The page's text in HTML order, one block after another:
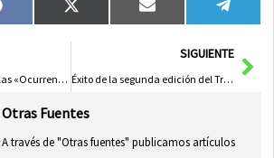
Compartir
en
FacebookCompartir
en
X
(Twitter)
Compartir
en
Email
en
García Saco Critica las «Ocurrencias y Demagogia» del PP de CLM y Cuestiona su Oposición a la Quita de la Deuda
SIGUIENTE
Éxito de la segunda edición del Trofeo de Ciclismo en Carretera en Edad Escolar en Herencia
Otras Fuentes
A través de "Otras fuentes" publicamos artículos